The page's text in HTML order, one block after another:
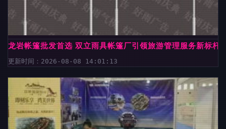
龙岩帐篷批发首选 双立雨具帐篷厂引领旅游管理服务新标杆
更新时间：2026-08-08 14:01:13